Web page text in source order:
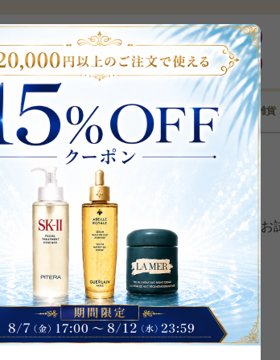
最短3日｜8,000円以上全国送料無料
ログイン
新規登録
メイクアップ ボディケア ヘアケア コフレ･雑貨
ネイル・ネイルケア
イルケア
は見つかりませんでした。条件を変えて再度お